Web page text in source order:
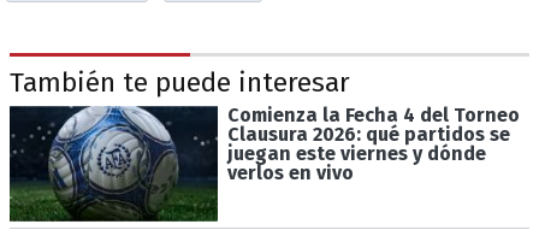
También te puede interesar
Comienza la Fecha 4 del Torneo
Clausura 2026: qué partidos se
juegan este viernes y dónde
verlos en vivo